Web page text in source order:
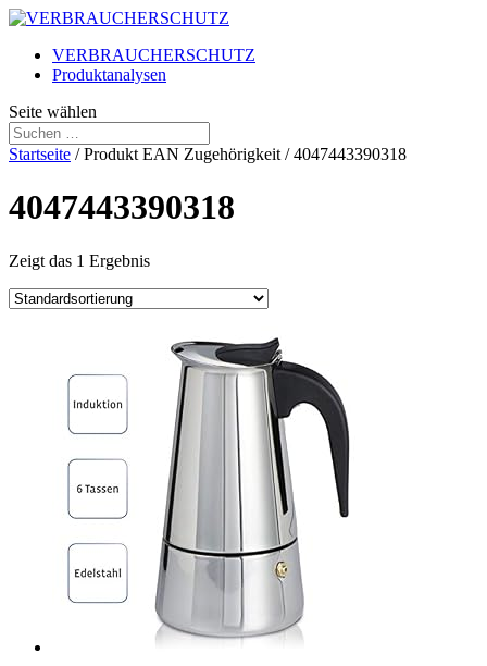
VERBRAUCHERSCHUTZ
Produktanalysen
Seite wählen
Startseite / Produkt EAN Zugehörigkeit / 4047443390318
4047443390318
Zeigt das 1 Ergebnis